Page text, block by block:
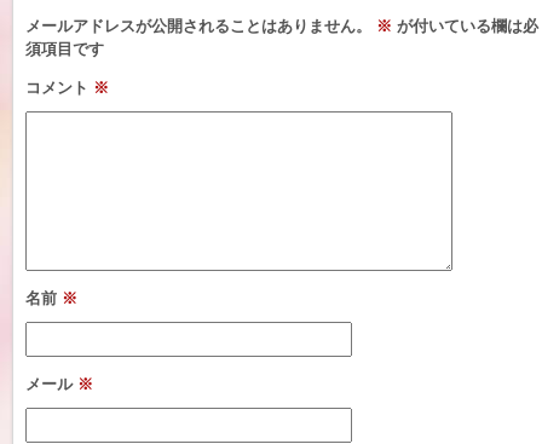
メールアドレスが公開されることはありません。 ※ が付いている欄は必
須項目です
コメント ※
名前 ※
メール ※